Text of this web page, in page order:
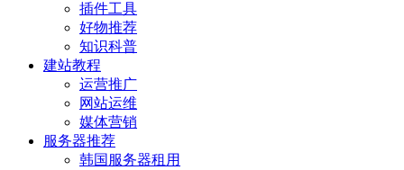
插件工具
好物推荐
知识科普
建站教程
运营推广
网站运维
媒体营销
服务器推荐
韩国服务器租用